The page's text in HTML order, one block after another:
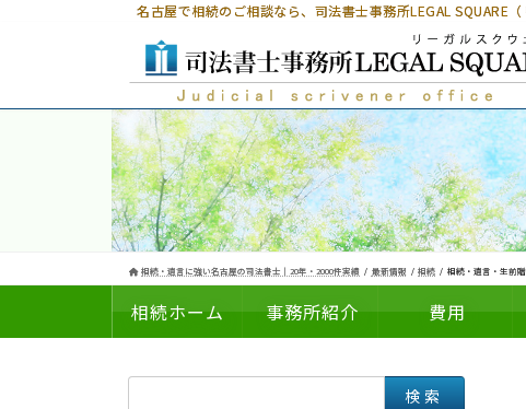
名古屋で相続のご相談なら、 司法書士事務所LEGAL SQUARE
相続・遺言に強い名古屋の司法書士｜20年・2000件実績 最新情報 相続 相続・遺言・生前
相続ホーム 事務所紹介 費用